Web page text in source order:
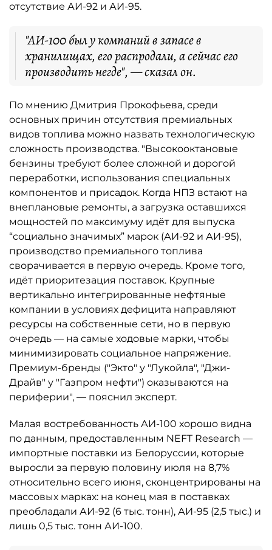
отсутствие АИ-92 и АИ-95.
"АИ-100 был у компаний в запасе в
хранилищах, его распродали, а сейчас его
производить негде", — сказал он.
По мнению Дмитрия Прокофьева, среди
основных причин отсутствия премиальных
видов топлива можно назвать технологическую
сложность производства. "Высокооктановые
бензины требуют более сложной и дорогой
переработки, использования специальных
компонентов и присадок. Когда НПЗ встают на
внеплановые ремонты, а загрузка оставшихся
мощностей по максимуму идёт для выпуска
“социально значимых” марок (АИ-92 и АИ-95),
производство премиального топлива
сворачивается в первую очередь. Кроме того,
идёт приоритезация поставок. Крупные
вертикально интегрированные нефтяные
компании в условиях дефицита направляют
ресурсы на собственные сети, но в первую
очередь — на самые ходовые марки, чтобы
минимизировать социальное напряжение.
Премиум-бренды ("Экто" у "Лукойла", "Джи-
Драйв" у "Газпром нефти") оказываются на
периферии", — пояснил эксперт.
Малая востребованность АИ-100 хорошо видна
по данным, предоставленным NEFT Research —
импортные поставки из Белоруссии, которые
выросли за первую половину июля на 8,7%
относительно всего июня, сконцентрированы на
массовых марках: на конец мая в поставках
преобладали АИ-92 (6 тыс. тонн), АИ-95 (2,5 тыс.) и
лишь 0,5 тыс. тонн АИ-100.